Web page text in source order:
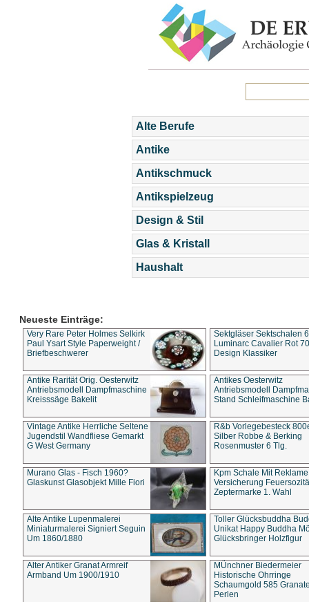
Alte Berufe
Antike
Antikschmuck
Antikspielzeug
Design & Stil
Glas & Kristall
Haushalt
Neueste Einträge:
Very Rare Peter Holmes Selkirk
Paul Ysart Style Paperweight /
Briefbeschwerer
Sektgläser Sektschalen
Luminarc Cavalier Rot
Design Klassiker
Antike Rarität Orig. Oesterwitz
Antriebsmodell Dampfmaschine
Kreisssäge Bakelit
Antikes Oesterwitz
Antriebsmodell
Stand Schleifmaschine
Vintage Antike Herrliche Seltene
Jugendstil Wandfliese Gemarkt
G West Germany
R&b Vorlegebesteck
Silber Robbe & Berking
Rosenmuster 6 Tlg.
Murano Glas - Fisch 1960?
Glaskunst Glasobjekt Mille Fiori
Kpm Schale Mit Reklame
Versicherung
Zeptermarke 1. Wahl
Alte Antike Lupenmalerei
Miniaturmalerei Signiert Seguin
Um 1860/1880
Toller Glücksbuddha
Unikat Happy Buddha
Glücksbringer Holzfigur
Alter Antiker Granat Armreif
Armband Um 1900/1910
MÜnchner Biedermeier
Historische Ohrringe
Schaumgold 585
Perlen